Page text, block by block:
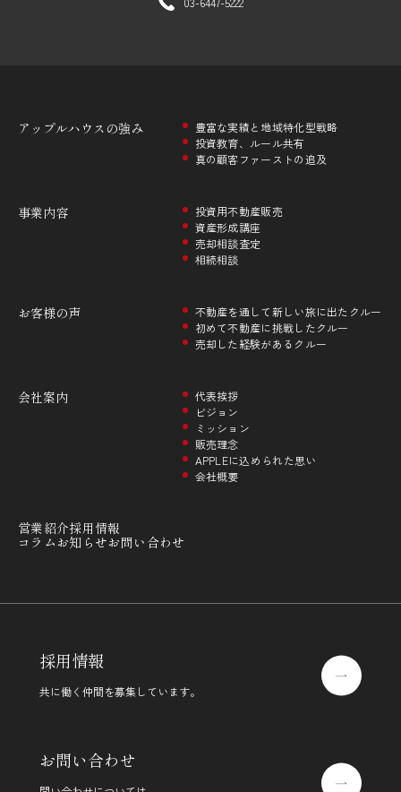
アップルハウスの強み
豊富な実績と地域特化型戦略
投資教育、ルール共有
真の顧客ファーストの追及
事業内容
投資用不動産販売
資産形成講座
売却相談査定
相続相談
お客様の声
不動産を通して新しい旅に出たクルー
初めて不動産に挑戦したクルー
売却した経験があるクルー
会社案内
代表挨拶
ビジョン
ミッション
販売理念
APPLEに込められた思い
会社概要
営業紹介採用情報
コラムお知らせお問い合わせ
採用情報
共に働く仲間を募集しています。
お問い合わせ